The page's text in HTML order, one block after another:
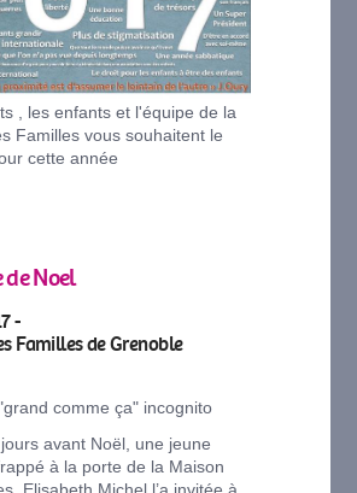
, les enfants et l'équipe de la
Familles vous souhaitent le
cette année
de Noel
-
Familles de Grenoble
comme ça" incognito
avant Noël, une jeune
à la porte de la Maison